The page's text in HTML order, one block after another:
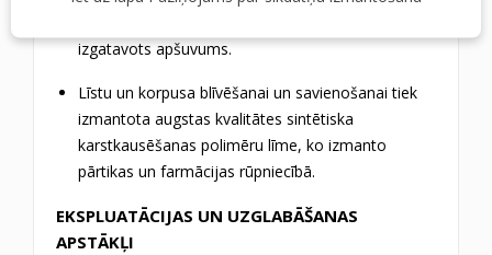
izgatavots apšuvums.
Līstu un korpusa blīvēšanai un savienošanai tiek
izmantota augstas kvalitātes sintētiska
karstkausēšanas polimēru līme, ko izmanto
pārtikas un farmācijas rūpniecībā.
EKSPLUATĀCIJAS UN UZGLABĀŠANAS
APSTĀKĻI